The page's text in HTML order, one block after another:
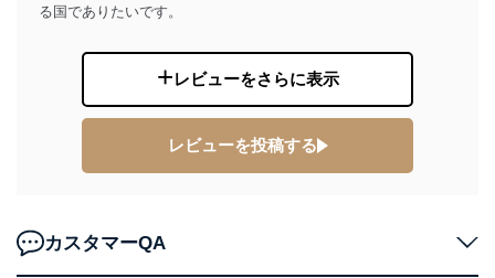
改訂：2025年2月20日
代表取締役会長 西野 伸一郎
個人情報の取扱いについて
用・提供・管理いたします。
る国でありたいです。
レビューをさらに表示
レビューを投稿する
カスタマーQA